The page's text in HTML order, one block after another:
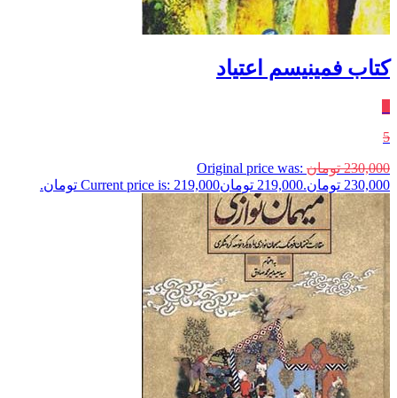
کتاب فمینیسم اعتیاد
5
230,000 تومان Original price was:
230,000 تومان.
219,000 تومانCurrent price is: 219,000 تومان.